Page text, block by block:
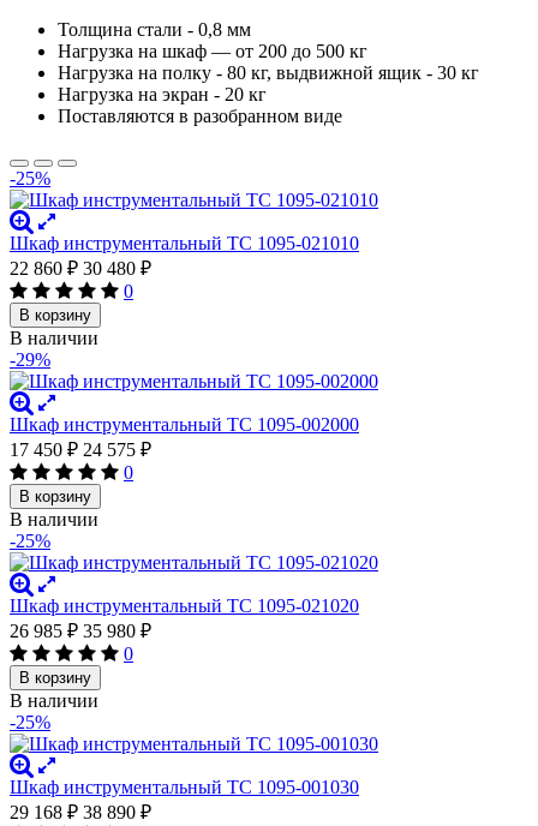
Толщина стали - 0,8 мм
Нагрузка на шкаф — от 200 до 500 кг
Нагрузка на полку - 80 кг, выдвижной ящик - 30 кг
Нагрузка на экран - 20 кг
Поставляются в разобранном виде
-25%
Шкаф инструментальный ТС 1095-021010
22 860 ₽ 30 480 ₽
0
В корзину
В наличии
-29%
Шкаф инструментальный ТС 1095-002000
17 450 ₽ 24 575 ₽
0
В корзину
В наличии
-25%
Шкаф инструментальный TС 1095-021020
26 985 ₽ 35 980 ₽
0
В корзину
В наличии
-25%
Шкаф инструментальный ТС 1095-001030
29 168 ₽ 38 890 ₽